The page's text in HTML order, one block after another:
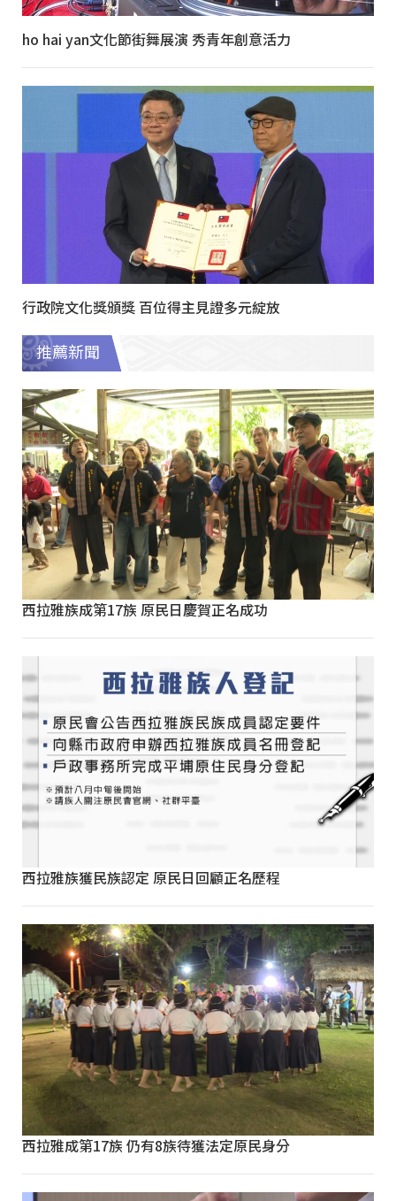
ho hai yan文化節街舞展演 秀青年創意活力
行政院文化獎頒獎 百位得主見證多元綻放
推薦新聞
西拉雅族成第17族 原民日慶賀正名成功
西拉雅族獲民族認定 原民日回顧正名歷程
西拉雅成第17族 仍有8族待獲法定原民身分